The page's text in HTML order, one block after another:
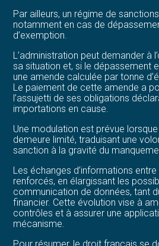
Par ailleurs, un régime de
notamment en cas de
d’exemption.
L’administration peut demander à
sa situation et, si le dépassement
une amende calculée par tonne
Le paiement de cette amende a
l’assujetti de ses obligations
importations en cause.
Une modulation est prévue
demeure limité, traduisant une
sanction à la gravité du
Les échanges d’informations
renforcés, en élargissant les
communication de données, tant
financier. Cette évolution vise à
contrôles et à assurer une
mécanisme.
Pour résumer, le droit français se